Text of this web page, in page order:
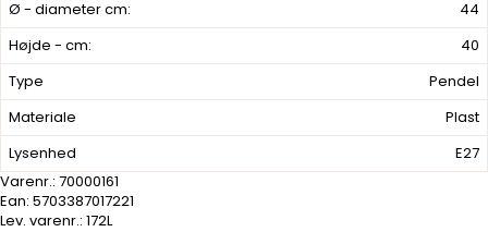
Ø - diameter cm:
44
Højde - cm:
40
Type
Pendel
Materiale
Plast
Lysenhed
E27
Varenr.: 70000161
Ean: 5703387017221
Lev. varenr.: 172L